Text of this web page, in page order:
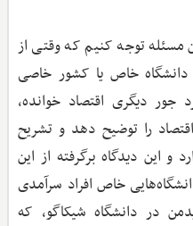
توجه کنیم که وقتی از
خاص یا کشور خاصی
دیگری اقتصاد خوانده،
را توضیح دهد و تشریح
و این دیدگاه برگرفته از این
خاص افراد سرآمدی
در دانشگاه شیکاگو، که